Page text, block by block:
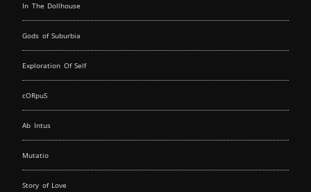
In The Dollhouse
Gods of Suburbia
Exploration Of Self
cORpuS
Ab Intus
Mutatio
Story of Love